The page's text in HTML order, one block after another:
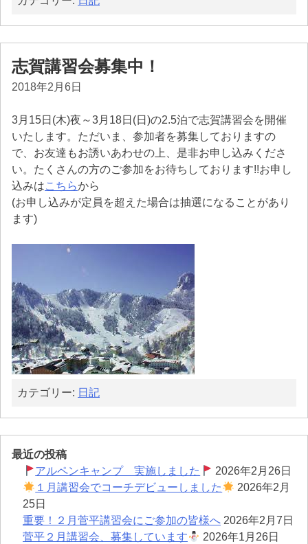
志賀講習会募集中！
2018年2月6日
3月15日(木)夜～3月18日(日)の2.5泊で志賀講習会を開催
いたします。ただいま、参加者を募集しておりますの
で、お友達もお誘いあわせの上、是非お申し込みくださ
い。たくさんの方のご参加をお待ちしております!!お申し
込みはこちらから
(お申し込みが定員を超えた場合は抽選になることがあり
ます)
カテゴリー: 日記
最近の投稿
アルペンキャンプ 実施しました
2026年2月26日
１月講習会でコーチデビューしました
2026年2月
25日
重要！２月菅平講習会にご参加の皆様へ 2026年2月7日
菅平２月講習会、募集しています
2026年1月26日